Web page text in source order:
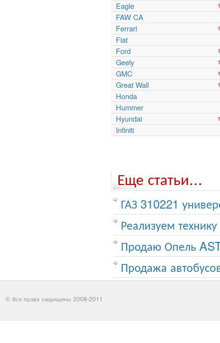
Eagle
FAW CA
Ferrari
Fiat
Ford
Geely
GMC
Great Wall
Honda
Hummer
Hyundai
Infiniti
Еще статьи...
ГАЗ 310221
Реализуем
Продаю Опель
Продажа
© Все права защищены 2008-2011